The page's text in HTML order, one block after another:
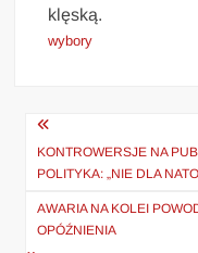
klęską.
wybory
Nawigacja
wpisu
KONTROWERSJE NA
POLITYKA: „NIE DLA
AWARIA NA KOLEI
OPÓŹNIENIA